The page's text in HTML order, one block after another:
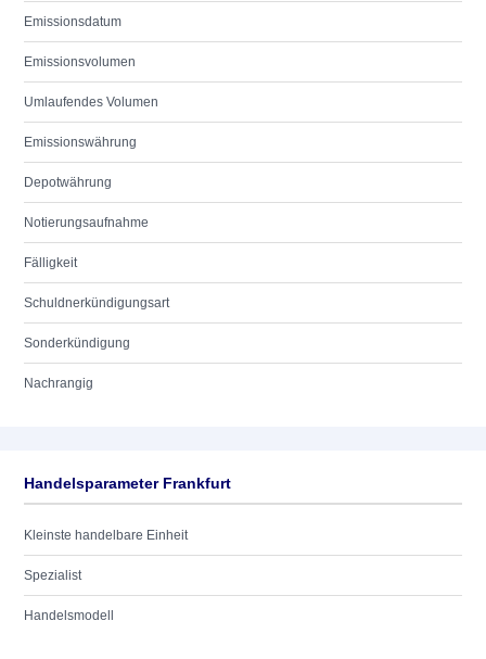
Emissionsdatum
Emissionsvolumen
Umlaufendes Volumen
Emissionswährung
Depotwährung
Notierungsaufnahme
Fälligkeit
Schuldnerkündigungsart
Sonderkündigung
Nachrangig
Handelsparameter Frankfurt
Kleinste handelbare Einheit
Spezialist
Handelsmodell